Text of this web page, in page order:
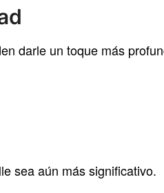
darle un toque más
sea aún más significativo.